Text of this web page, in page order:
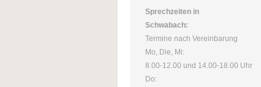
Sprechzeiten in
Schwabach:
Termine nach Vereinbarung
Mo, Die, Mi:
8.00-12.00 und 14.00-18.00 Uhr
Do: